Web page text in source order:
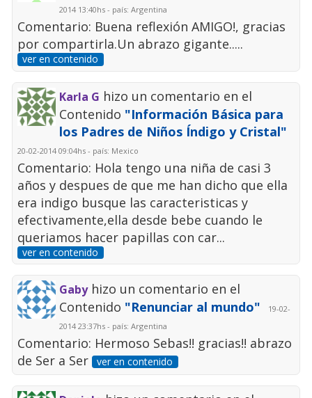
2014 13:40hs - país: Argentina
Comentario: Buena reflexión AMIGO!, gracias
por compartirla.Un abrazo gigante.....
ver en contenido
Karla G hizo un comentario en el
Contenido "Información Básica para
los Padres de Niños Índigo y Cristal"
20-02-2014 09:04hs - país: Mexico
Comentario: Hola tengo una niña de casi 3
años y despues de que me han dicho que ella
era indigo busque las caracteristicas y
efectivamente,ella desde bebe cuando le
queriamos hacer papillas con car...
ver en contenido
Gabyhizo un comentario en el
Contenido "Renunciar al mundo"
19-02-
2014 23:37hs - país: Argentina
Comentario: Hermoso Sebas!! gracias!! abrazo
de Ser a Ser
ver en contenido